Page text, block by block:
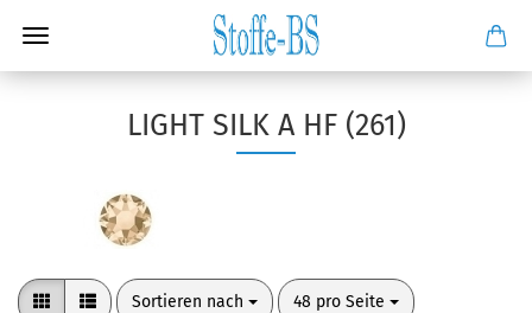
LIGHT SILK A HF (261)
Sortieren nach
Sortieren nach 48 pro Seite
pro Seite